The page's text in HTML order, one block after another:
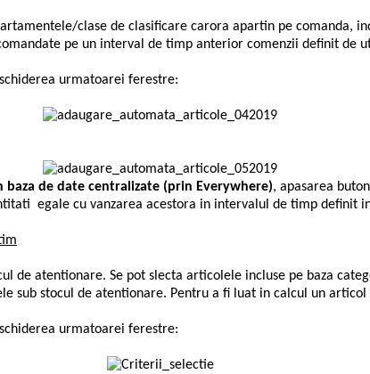
clase de clasificare carora apartin pe comanda,
pe un interval de timp anterior comenzii definit de
urmatoarei ferestre:
baza de date centralizate (prin Everywhere), apasarea
egale cu vanzarea acestora in intervalul de timp definit
de atentionare. Se pot slecta articolele incluse pe baza
sub stocul de atentionare. Pentru a fi luat in calcul un
urmatoarei ferestre: